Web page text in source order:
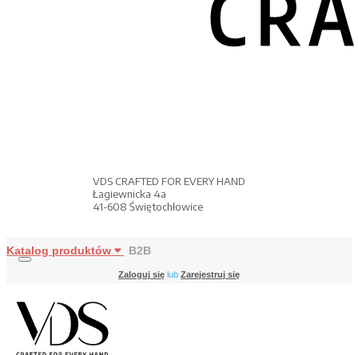
VDS CRAFTED FOR EVERY HAND
Łagiewnicka 4a
41-608 Świętochłowice
Katalog produktów B2B
Zaloguj się lub Zarejestruj się